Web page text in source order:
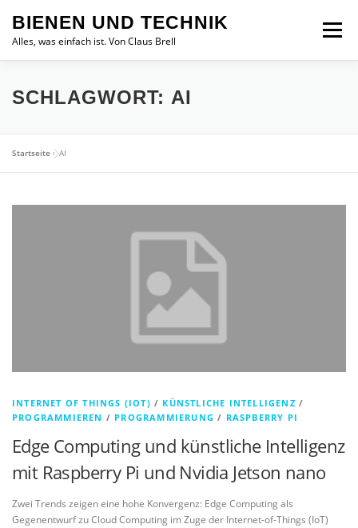
Inhalt
springen
BIENEN UND TECHNIK
Alles, was einfach ist. Von Claus Brell
Menü
SCHLAGWORT: AI
Startseite »AI
INTERNET OF THINGS (IOT) / KÜNSTLICHE INTELLIGENZ/
PROGRAMMIEREN / PROGRAMMIERUNG / RASPBERRY PI
Edge Computing und künstliche Intelligenz
mit Raspberry Pi und Nvidia Jetson nano
Zwei Trends zeigen eine hohe Konvergenz: Edge Computing als
Gegenentwurf zu Cloud Computing im Zuge der Internet-of-Things (IoT)